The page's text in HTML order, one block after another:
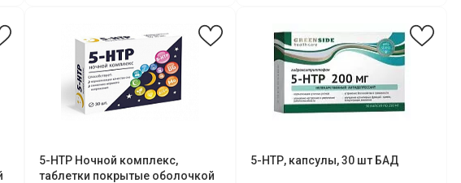
5-НТР Ночной комплекс,
таблетки покрытые оболочкой
5-НТР, капсулы, 30 шт БАД